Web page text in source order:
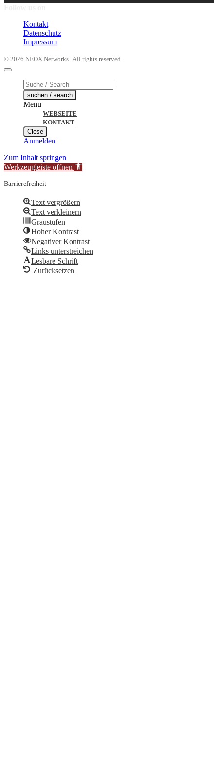
Kontakt
Datenschutz
Impressum
© 2026 NEOX Networks | All rights reserved.
Products
search
suchen / search
Menu
WEBSEITE
KONTAKT
Close
Anmelden
Zum Inhalt springen
Werkzeugleiste öffnen
Barrierefreiheit
Text vergrößern
Text verkleinern
Graustufen
Hoher Kontrast
Negativer Kontrast
Links unterstreichen
Lesbare Schrift
Zurücksetzen